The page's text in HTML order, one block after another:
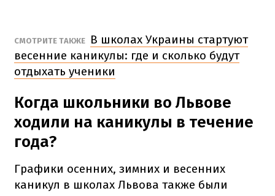
СМОТРИТЕ ТАКЖЕ
В школах Украины стартуют
весенние каникулы: где и сколько будут
отдыхать ученики
Когда школьники во Львове
ходили на каникулы в течение
года?
Графики осенних, зимних и весенних
каникул в школах Львова также были